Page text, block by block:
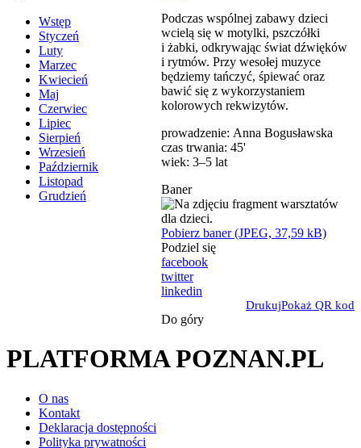
Wstęp
Styczeń
Luty
Marzec
Kwiecień
Maj
Czerwiec
Lipiec
Sierpień
Wrzesień
Październik
Listopad
Grudzień
Podczas wspólnej zabawy dzieci
wcielą się w motylki, pszczółki
i żabki, odkrywając świat dźwięków
i rytmów. Przy wesołej muzyce
będziemy tańczyć, śpiewać oraz
bawić się z wykorzystaniem
kolorowych rekwizytów.
prowadzenie: Anna Bogusławska
czas trwania: 45'
wiek: 3‒5 lat
Baner
Pobierz baner (JPEG, 37,59 kB)
Podziel się
facebook
twitter
linkedin
DrukujPokaż QR kod
Do góry
PLATFORMA POZNAN.PL
O nas
Kontakt
Deklaracja dostępności
Polityka prywatności